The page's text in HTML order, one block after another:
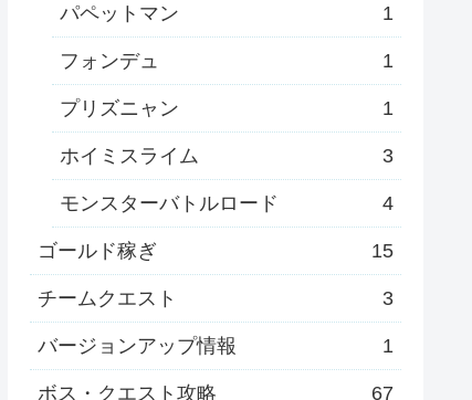
パペットマン 1
フォンデュ 1
プリズニャン 1
ホイミスライム 3
モンスターバトルロード 4
ゴールド稼ぎ 15
チームクエスト 3
バージョンアップ情報 1
ボス・クエスト攻略 67